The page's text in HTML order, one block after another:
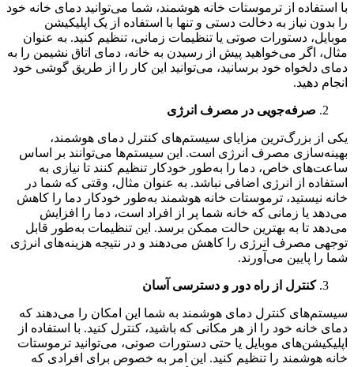
با استفاده از ترموستات خانه هوشمند، شما می‌توانید دمای خانه خود
را بدون نیاز به دخالت دستی و تنها با استفاده از یک اپلیکیشن
موبایل، دستورات صوتی یا تنظیمات زمانی، تنظیم کنید. به عنوان
مثال، اگر می‌خواهید پیش از رسیدن به خانه، دمای اتاق نشیمن را به
دمای دلخواه خود برسانید، می‌توانید این کار را از طریق گوشی خود
انجام دهید.
صرفه‌جویی در مصرف انرژی
یکی از بزرگ‌ترین مزایای سیستم‌های کنترل دمای هوشمند،
بهینه‌سازی مصرف انرژی است. این سیستم‌ها می‌توانند بر اساس
ساعت‌های خاص، دما را به‌طور خودکار تنظیم کنند تا نیازی به
استفاده از انرژی اضافی نباشد. به عنوان مثال، وقتی که شما در
خانه نیستید، ترموستات خانه هوشمند به‌طور خودکار دما را کاهش
می‌دهد یا زمانی که خانه شما پر از افراد است، دما را افزایش
می‌دهد تا به بهترین حالت ممکن برسد. این تنظیمات به‌طور قابل
توجهی مصرف انرژی را کاهش می‌دهند و در نتیجه هزینه‌های انرژی
شما را پایین می‌آورند.
کنترل از راه دور و دسترسی آسان
سیستم‌های کنترل دمای هوشمند به شما این امکان را می‌دهند که
دمای خانه خود را از هر مکانی که باشید، کنترل کنید. با استفاده از
اپلیکیشن‌های موبایل یا حتی دستورات صوتی، می‌توانید ترموستات
خانه هوشمند را تنظیم کنید. این امر به خصوص برای افرادی که